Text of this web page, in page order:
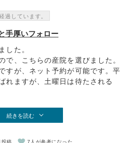
過しています。
手厚いフォロー
した。
で、こちらの産院を選びました。
すが、ネット予約が可能です。平
れますが、土曜日は待たされる
続きを読む
稿 7人が参考になった